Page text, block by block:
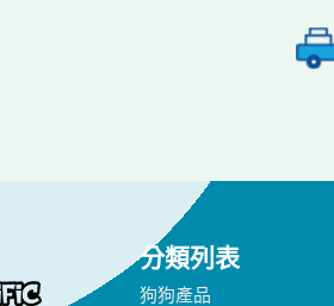
分類列表
狗狗產品